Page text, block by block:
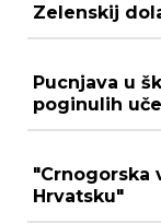
Zelenskij
Pucnjava u
poginulih
"Crnogorska
Hrvatsku"